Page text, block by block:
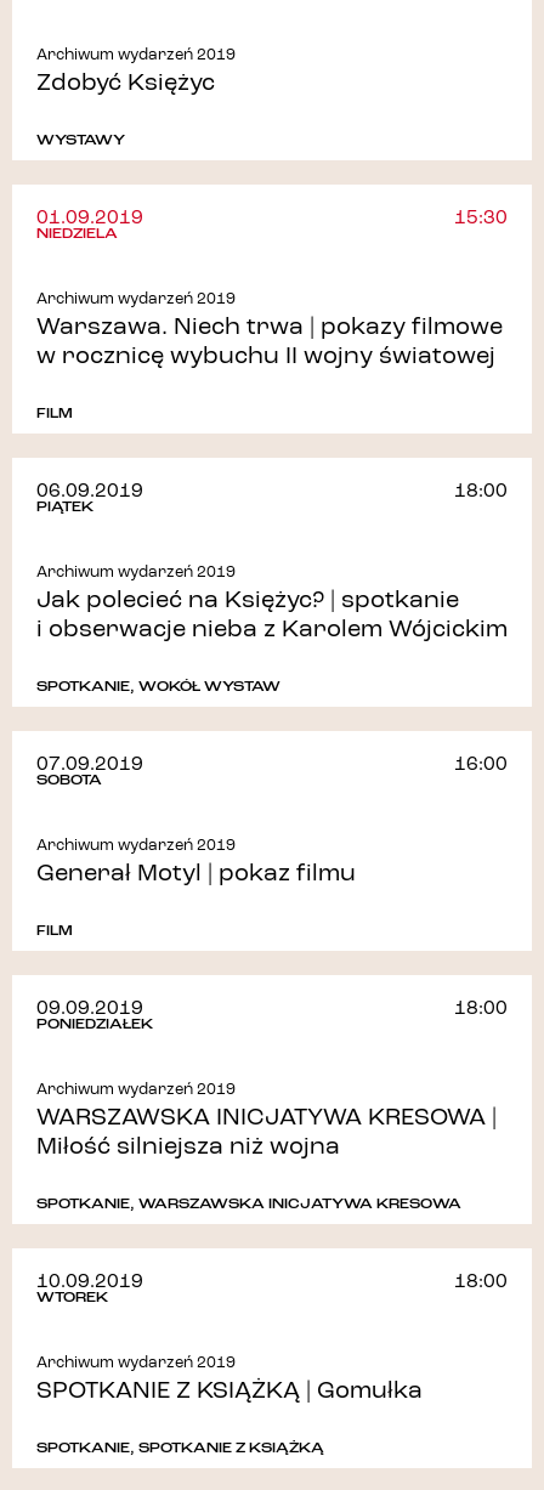
Archiwum wydarzeń 2019
Zdobyć Księżyc
WYSTAWY
01.09.2019
NIEDZIELA
15:30
Archiwum wydarzeń 2019
Warszawa. Niech trwa | pokazy filmowe
w rocznicę wybuchu II wojny światowej
FILM
06.09.2019
PIĄTEK
18:00
Archiwum wydarzeń 2019
Jak polecieć na Księżyc? | spotkanie
i obserwacje nieba z Karolem Wójcickim
SPOTKANIE, WOKÓŁ WYSTAW
07.09.2019
SOBOTA
16:00
Archiwum wydarzeń 2019
Generał Motyl | pokaz filmu
FILM
09.09.2019
PONIEDZIAŁEK
18:00
Archiwum wydarzeń 2019
WARSZAWSKA INICJATYWA KRESOWA |
Miłość silniejsza niż wojna
SPOTKANIE, WARSZAWSKA INICJATYWA KRESOWA
10.09.2019
WTOREK
18:00
Archiwum wydarzeń 2019
SPOTKANIE Z KSIĄŻKĄ | Gomułka
SPOTKANIE, SPOTKANIE Z KSIĄŻKĄ